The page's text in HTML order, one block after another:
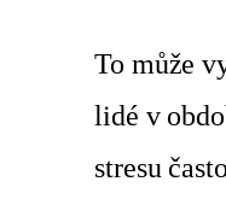
To může
lidé v
stresu